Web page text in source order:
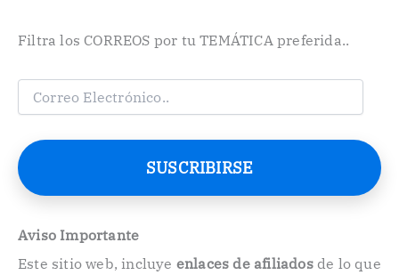
Filtra los CORREOS por tu TEMÁTICA preferida..
C
e
o
e
t
SUSCRIBIRSE
Aviso Importante
Este sitio web, incluye enlaces de afiliadosde lo que